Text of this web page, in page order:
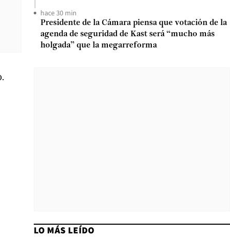
hace 30 min
Presidente de la Cámara piensa que votación de la
agenda de seguridad de Kast será “mucho más
holgada” que la megarreforma
LO MÁS LEÍDO